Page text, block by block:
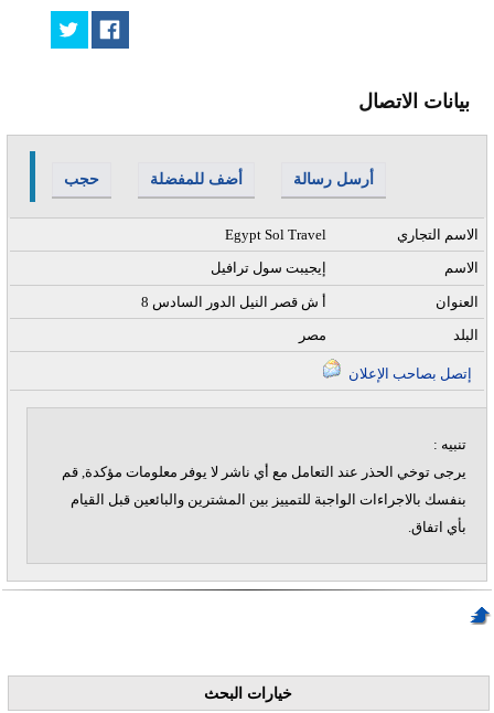
بيانات الاتصال
حجب أضف للمفضلة أرسل رسالة
Egypt Sol Travel
الاسم التجاري
إيجيبت سول ترافيل
الاسم
8 أ ش قصر النيل الدور السادس
العنوان
مصر
البلد
تنبيه :
يرجى توخي الحذر عند التعامل مع أي ناشر لا يوفر معلومات مؤكدة, قم
بنفسك بالاجراءات الواجبة للتمييز بين المشترين والبائعين قبل القيام
بأي اتفاق.
خيارات البحث